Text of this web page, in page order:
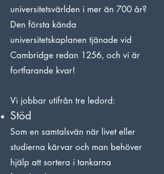
universitetsvärlden i mer än 700 år?
Den första kända
universitetskaplanen tjänade vid
Cambridge redan 1256, och vi är
fortfarande kvar!
Vi jobbar utifrån tre ledord:
Stöd
Som en samtalsvän när livet eller
studierna kärvar och man behöver
hjälp att sortera i tankarna